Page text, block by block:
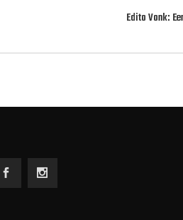
Edito Vonk: